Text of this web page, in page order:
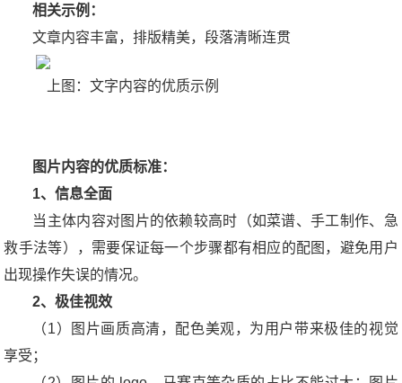
相关示例：
文章内容丰富，排版精美，段落清晰连贯
上图：文字内容的优质示例
图片内容的优质标准：
1、信息全面
当主体内容对图片的依赖较高时（如菜谱、手工制作、急
救手法等），需要保证每一个步骤都有相应的配图，避免用户
出现操作失误的情况。
2、极佳视效
（1）图片画质高清，配色美观，为用户带来极佳的视觉
享受；